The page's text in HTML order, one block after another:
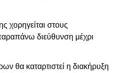
χορηγείται στους
διεύθυνση μέχρι
θα καταρτιστεί η διακήρυξη